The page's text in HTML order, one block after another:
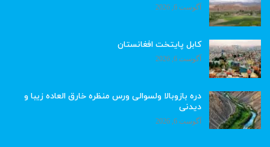
آگوست 6, 2026
کابل پایتخت افغانستان
آگوست 6, 2026
دره بازوبالا ولسوالی ورس منظره خارق العاده زیبا و
دیدنی
آگوست 6, 2026